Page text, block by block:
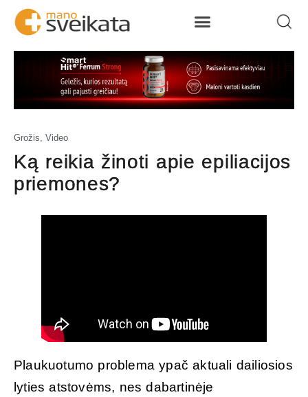
Grožis Video
Ką reikia žinoti apie epiliacijos
priemones?
Plaukuotumo problema ypač aktuali dailiosios
lyties atstovėms, nes dabartinėje